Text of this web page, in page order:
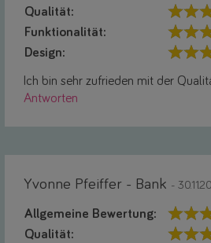
Qualität:
Funktionalität:
Design:
Ich bin sehr zufrieden mit der
Antworten
Yvonne Pfeiffer - Bank -
Allgemeine Bewertung:
Qualität: